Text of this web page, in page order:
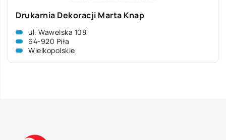
Drukarnia Dekoracji Marta Knap
ul. Wawelska 108
64-920 Piła
Wielkopolskie